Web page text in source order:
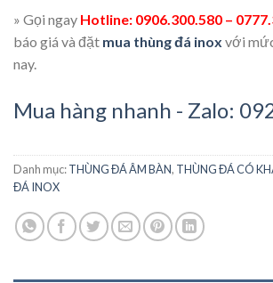
» Gọi ngay Hotline: 0906.300.580 –
báo giá và đặt mua thùng đá inox với
nay.
Mua hàng nhanh - Zalo:
Danh mục:THÙNG ĐÁ ÂM BÀN, THÙNG ĐÁ CÓ
ĐÁ INOX